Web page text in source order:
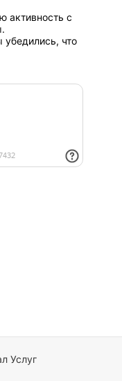
активность с
что
Услуг